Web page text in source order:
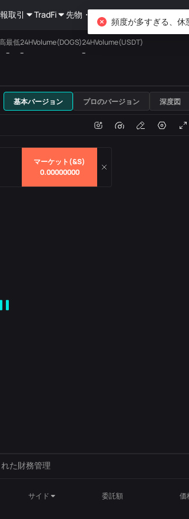
取引 TradFi 先物・オプション
マーケット(&S)
0.00000000
最低
--
24HVolume(DOGS)
--
24HVolume(USDT)
--
USDT
取引量
基本バージョン プロのバージョン 深度図
た財務管理
サイド 委託額 価
頻度が多すぎる、休